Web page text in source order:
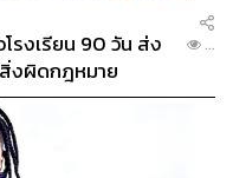
รงเรียน 90 วัน ส่ง
งผิดกฎหมาย
...